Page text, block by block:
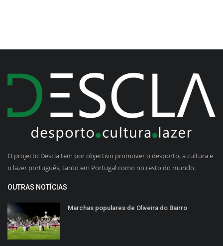
O projecto Descla tem por objectivo promover o desporto, a cultura e
o lazer português, tanto em Portugal como no resto do mundo.
OUTRAS NOTÍCIAS
Marchas populares de Oliveira do Bairro